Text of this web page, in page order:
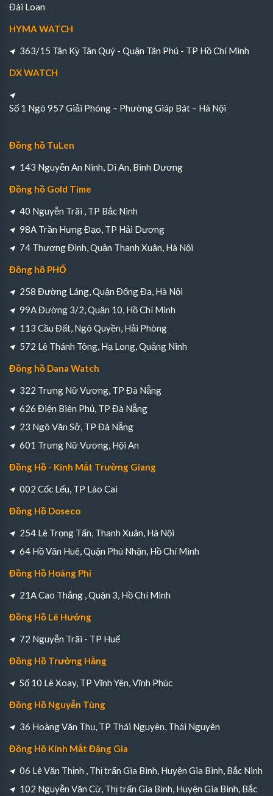
Đài Loan
HYMA WATCH
363/15 Tân Kỳ Tân Quý - Quận Tân Phú - TP Hồ Chí Minh
DX WATCH
Số 1 Ngõ 957 Giải Phóng – Phường Giáp Bát – Hà Nội
Đồng hồ TuLen
143 Nguyễn An Ninh, Di An, Bình Dương
Đồng hồ Gold Time
40 Nguyễn Trãi , TP Bắc Ninh
98A Trần Hưng Đạo, TP Hải Dương
74 Thượng Đình, Quận Thanh Xuân, Hà Nội
Đồng hồ PHỐ
258 Đường Láng, Quận Đống Đa, Hà Nội
99A Đường 3/2, Quận 10, Hồ Chí Minh
113 Cầu Đất, Ngô Quyền, Hải Phòng
572 Lê Thánh Tông, Hạ Long, Quảng Ninh
Đồng hồ Dana Watch
322 Trưng Nữ Vương, TP Đà Nẵng
626 Điện Biên Phủ, TP Đà Nẵng
23 Ngô Văn Sở, TP Đà Nẵng
601 Trưng Nữ Vương, Hội An
Đồng Hồ - Kính Mắt Trường Giang
002 Cốc Lếu, TP Lào Cai
Đồng Hồ Doseco
254 Lê Trọng Tấn, Thanh Xuân, Hà Nội
64 Hồ Văn Huê, Quận Phú Nhận, Hồ Chí Minh
Đồng Hồ Hoàng Phi
21A Cao Thắng , Quận 3, Hồ Chí Minh
Đồng Hồ Lê Hướng
72 Nguyễn Trãi - TP Huế
Đồng Hồ Trường Hằng
Số 10 Lê Xoay, TP Vĩnh Yên, Vĩnh Phúc
Đồng Hồ Nguyễn Tùng
36 Hoàng Văn Thụ, TP Thái Nguyên, Thái Nguyên
Đồng Hồ Kính Mắt Đặng Gia
06 Lê Văn Thịnh , Thị trấn Gia Bình, Huyện Gia Bình, Bắc Ninh
102 Nguyễn Văn Cừ, Thị trấn Gia Bình, Huyện Gia Bình, Bắc